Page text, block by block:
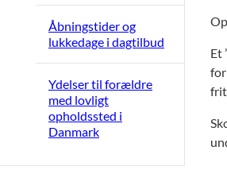
Åbningstider og
lukkedage i dagtilbud
Ydelser til forældre
med lovligt
opholdssted i
Danmark
Et